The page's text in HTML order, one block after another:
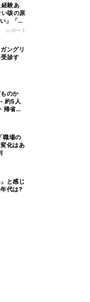
験あ
咳の原
」「眠
解説
レポート
ングリ
診す
ものか
約5人
帰省へ
職場の
化はあ
と感じ
代は?